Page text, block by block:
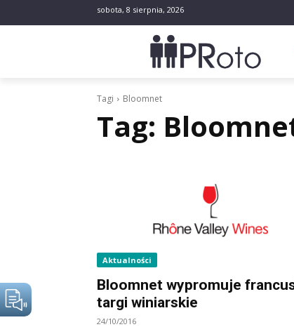
sobota, 8 sierpnia, 2026
Tagi Bloomnet
Tag:
Aktualności
Bloomnet wypromuje
targi winiarskie
24/10/2016